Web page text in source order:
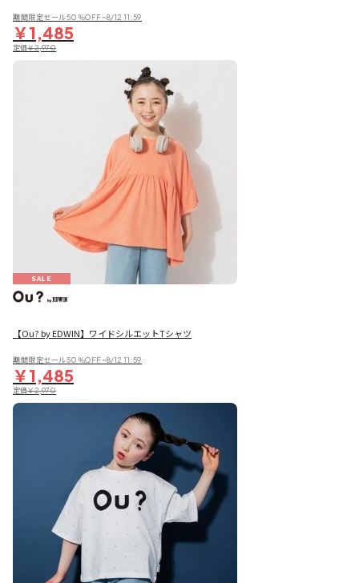
期間限定セール50％OFF~8/12 11:59
￥1,485
定価￥2,970
SALE
【Ou? by EDWIN】ワイドシルエットTシャツ
期間限定セール50％OFF~8/12 11:59
￥1,485
定価￥2,970